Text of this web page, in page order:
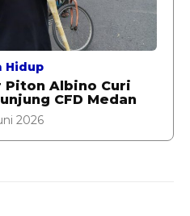
Hidup
Piton Albino Curi
CFD Medan
2026